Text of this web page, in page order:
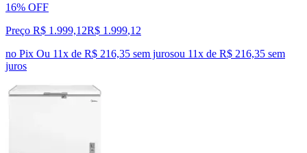
16% OFF
Preço R$ 1.999,12R$ 1.999,12
no Pix Ou 11x de R$ 216,35 sem jurosou 11x de R$ 216,35 sem
juros